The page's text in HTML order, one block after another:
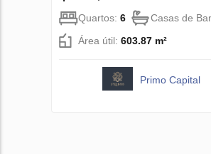
Quartos: 6 Casas de
Área útil: 603.87 m²
Primo Capital